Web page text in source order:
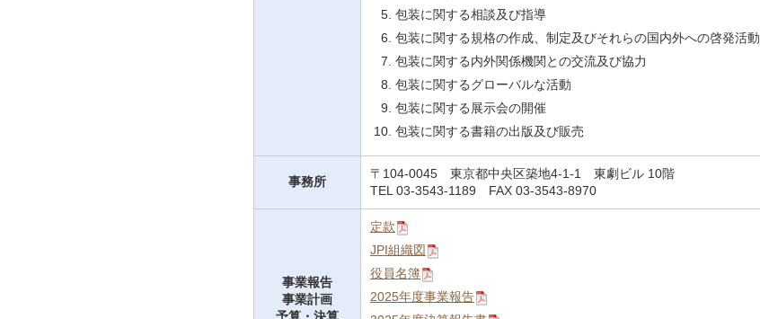
包装に関する相談及び指導
包装に関する規格の作成、制定及びそれらの国内外への啓発活動
包装に関する内外関係機関との交流及び協力
包装に関するグローバルな活動
包装に関する展示会の開催
包装に関する書籍の出版及び販売
事務所
〒104-0045 東京都中央区築地4-1-1 東劇ビル 10階
TEL 03-3543-1189 FAX 03-3543-8970
事業報告
事業計画
定款
JPI組織図
役員名簿
2025年度事業報告